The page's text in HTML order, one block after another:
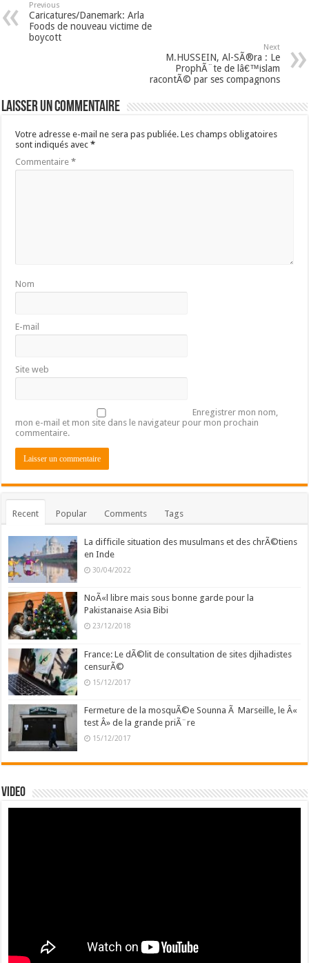
Previous
Caricatures/Danemark: Arla
Foods de nouveau victime de
boycott
Next
M.HUSSEIN, Al-SÃ®ra : Le
ProphÃ¨te de lâ€™islam
racontÃ© par ses compagnons
Laisser un commentaire
Votre adresse e-mail ne sera pas publiée. Les champs obligatoires
sont indiqués avec*
Commentaire*
Nom
E-mail
Site web
Enregistrer mon nom,
mon e-mail et mon site dans le navigateur pour mon prochain
commentaire.
Recent Popular Comments Tags
La difficile situation des musulmans et des chrÃ©tiens
en Inde
30/04/2022
NoÃ«l libre mais sous bonne garde pour la
Pakistanaise Asia Bibi
23/12/2018
France: Le dÃ©lit de consultation de sites djihadistes
censurÃ©
15/12/2017
Fermeture de la mosquÃ©e Sounna Ã Marseille, le Â«
test Â» de la grande priÃ¨re
15/12/2017
Video